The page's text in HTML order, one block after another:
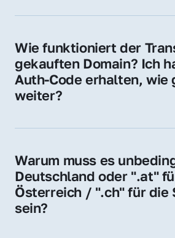
der Domain – ohne
Wie funktioniert der
gekauften Domain? Ich
Auth-Code erhalten, wie
weiter?
Provider, die Domain zu
schnellen Prozess.
Warum muss es
Deutschland oder ".at"
Österreich / ".ch" für die
sein?